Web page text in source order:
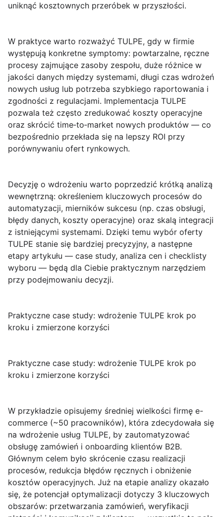
uniknąć kosztownych przeróbek w przyszłości.
W praktyce warto rozważyć TULPE, gdy w firmie
występują konkretne symptomy: powtarzalne, ręczne
procesy zajmujące zasoby zespołu, duże różnice w
jakości danych między systemami, długi czas wdrożeń
nowych usług lub potrzeba szybkiego raportowania i
zgodności z regulacjami. Implementacja TULPE
pozwala też często zredukować koszty operacyjne
oraz skrócić time‑to‑market nowych produktów — co
bezpośrednio przekłada się na lepszy ROI przy
porównywaniu ofert rynkowych.
Decyzję o wdrożeniu warto poprzedzić krótką analizą
wewnętrzną: określeniem kluczowych procesów do
automatyzacji, mierników sukcesu (np. czas obsługi,
błędy danych, koszty operacyjne) oraz skalą integracji
z istniejącymi systemami. Dzięki temu wybór oferty
TULPE stanie się bardziej precyzyjny, a następne
etapy artykułu — case study, analiza cen i checklisty
wyboru — będą dla Ciebie praktycznym narzędziem
przy podejmowaniu decyzji.
Praktyczne case study: wdrożenie TULPE krok po
kroku i zmierzone korzyści
Praktyczne case study: wdrożenie TULPE krok po
kroku i zmierzone korzyści
W przykładzie opisujemy średniej wielkości firmę e-
commerce (~50 pracowników), która zdecydowała się
na wdrożenie usług TULPE, by zautomatyzować
obsługę zamówień i onboarding klientów B2B.
Głównym celem było skrócenie czasu realizacji
procesów, redukcja błędów ręcznych i obniżenie
kosztów operacyjnych. Już na etapie analizy okazało
się, że potencjał optymalizacji dotyczy 3 kluczowych
obszarów: przetwarzania zamówień, weryfikacji